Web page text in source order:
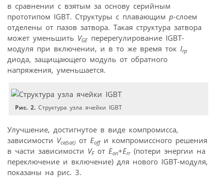
в сравнении с взятым за основу серийным
прототипом IGBT. Структуры с плавающим р-слоем
отделены от пазов затвора. Такая структура затвора
может уменьшить VGE перерегулирование IGBT-
модуля при включении, и в то же время ток Irp
диода, защищающего модуль от обратного
напряжения, уменьшается.
Рис. 2. Структура узла ячейки IGBT
Улучшение, достигнутое в виде компромисса,
зависимости Vce(sat) от Eoffи компромиссного решения
в части зависимости VFот Eon+Err(потери энергии на
переключение и включение) для нового IGBT-модуля,
показаны на рис. 3.